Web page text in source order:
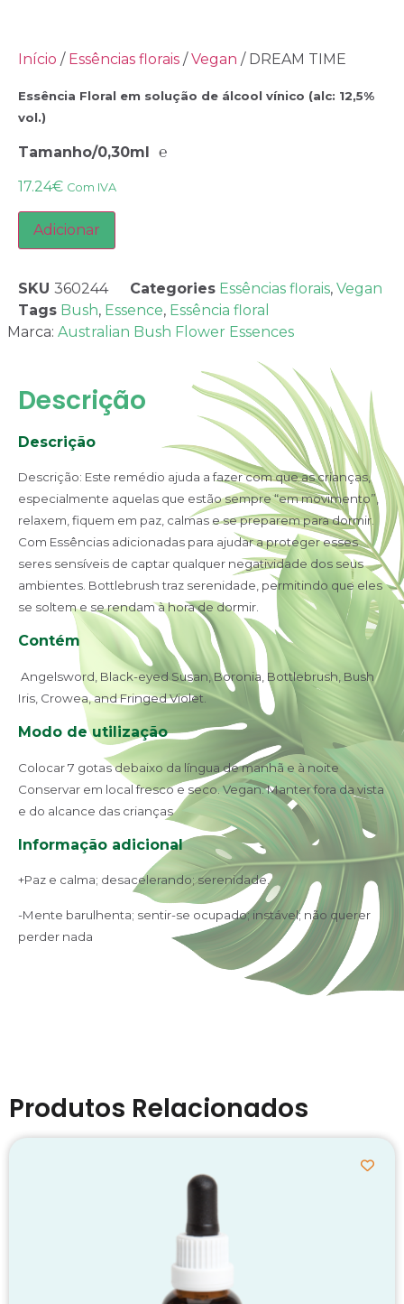
Início / Essências florais / Vegan / DREAM TIME
Essência Floral em solução de álcool vínico (alc: 12,5%
vol.)
Tamanho/0,30ml ℮
17.24€ Com IVA
Adicionar
SKU 360244 Categories Essências florais, Vegan
Tags Bush, Essence, Essência floral
Marca: Australian Bush Flower Essences
Descrição
Descrição
Descrição: Este remédio ajuda a fazer com que as crianças,
especialmente aquelas que estão sempre “em movimento”,
relaxem, fiquem em paz, calmas e se preparem para dormir.
Com Essências adicionadas para ajudar a proteger esses
seres sensíveis de captar qualquer negatividade dos seus
ambientes. Bottlebrush traz serenidade, permitindo que eles
se soltem e se rendam à hora de dormir.
Contém
Angelsword, Black-eyed Susan, Boronia, Bottlebrush, Bush
Iris, Crowea, and Fringed Violet.
Modo de utilização
Colocar 7 gotas debaixo da língua de manhã e à noite
Conservar em local fresco e seco. Vegan. Manter fora da vista
e do alcance das crianças
Informação adicional
+Paz e calma; desacelerando; serenidade.
-Mente barulhenta; sentir-se ocupado; instável; não querer
perder nada
Produtos Relacionados